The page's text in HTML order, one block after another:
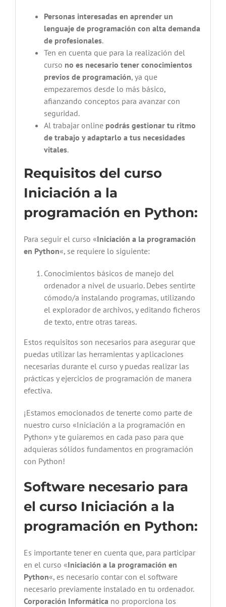
Personas interesadas en aprender un
lenguaje de programación con alta demanda
de profesionales.
Ten en cuenta que para la realización del
curso no es necesario tener conocimientos
previos de programación, ya que
empezaremos desde lo más básico,
afianzando conceptos para avanzar con
seguridad.
Al trabajar online podrás gestionar tu ritmo
de trabajo y adaptarlo a tus necesidades
vitales.
Requisitos del curso
Iniciación a la
programación en Python:
Para seguir el curso «Iniciación a la programación
en Python«, se requiere lo siguiente:
Conocimientos básicos de manejo del
ordenador a nivel de usuario. Debes sentirte
cómodo/a instalando programas, utilizando
el explorador de archivos, y editando ficheros
de texto, entre otras tareas.
Estos requisitos son necesarios para asegurar que
puedas utilizar las herramientas y aplicaciones
necesarias durante el curso y puedas realizar las
prácticas y ejercicios de programación de manera
efectiva.
¡Estamos emocionados de tenerte como parte de
nuestro curso «Iniciación a la programación en
Python» y te guiaremos en cada paso para que
adquieras sólidos fundamentos en programación
con Python!
Software necesario para
el curso Iniciación a la
programación en Python:
Es importante tener en cuenta que, para participar
en el curso «Iniciación a la programación en
Python«, es necesario contar con el software
necesario previamente instalado en tu ordenador.
Corporación Informáticano proporciona los